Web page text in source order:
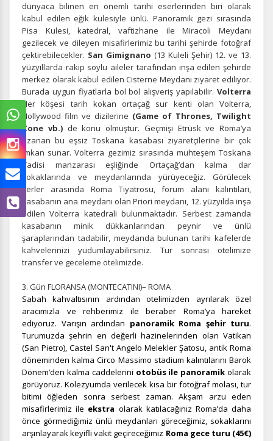
ÇEREZ KULLANIM AYARLARINIZ
Çerez tercihlerinizibelirleyin.
Daha fazla bilgi içinKVKK bilgilendirmemizi,çerez kullanımve
gizlilik koşullarını inceleyebilirsiniz.
Zorunlu Çerezler HER ZAMAN AKTIF
Oturum yönetimi, güvenlik ve temel site işlevleri için
dünyaca bilinen en önemli tarihi eserlerinden biri olarak
kabul edilen eğik kulesiyle ünlü. Panoramik gezi sırasında
Pisa Kulesi, katedral, vaftizhane ile Miracoli Meydanı
gezilecek ve dileyen misafirlerimiz bu tarihi şehirde fotoğraf
çektirebilecekler. San Gimignano (13 Kuleli Şehir) 12. ve 13.
yüzyıllarda rakip soylu aileler tarafından inşa edilen şehirde
merkez olarak kabul edilen Cisterne Meydanı ziyaret ediliyor.
Burada uygun fiyatlarla bol bol alışveriş yapılabilir. Volterra
Her köşesi tarih kokan ortaçağ sur kenti olan Volterra,
Hollywood film ve dizilerine (Game of Thrones, Twilight
Zone vb.)de konu olmuştur. Geçmişi Etrüsk ve Roma’ya
uzanan bu eşsiz Toskana kasabası ziyaretçilerine bir çok
imkan sunar. Volterra gezimiz sırasında muhteşem Toskana
Vadisi manzarası eşliğinde Ortaçağ’dan kalma dar
sokaklarında ve meydanlarında yürüyeceğiz. Görülecek
yerler arasında Roma Tiyatrosu, forum alanı kalıntıları,
kasabanın ana meydanı olan Priori meydanı, 12. yüzyılda inşa
edilen Volterra katedrali bulunmaktadır. Serbest zamanda
kasabanın minik dükkanlarından peynir ve ünlü
şaraplarından tadabilir, meydanda bulunan tarihi kafelerde
kahvelerinizi yudumlayabilirsiniz. Tur sonrası otelimize
transfer ve geceleme otelimizde.
3. Gün FLORANSA (MONTECATINI)– ROMA
Sabah kahvaltısının ardından otelimizden ayrılarak özel
aracımızla ve rehberimiz ile beraber Roma’ya hareket
ediyoruz. Varışın ardından panoramik Roma şehir turu.
Turumuzda şehrin en değerli hazinelerinden olan Vatikan
(San Pietro), Castel San't Angelo Melekler Şatosu, antik Roma
döneminden kalma Circo Massimo stadium kalıntılarını Barok
Dönem’den kalma caddelerini otobüs ile panoramik olarak
görüyoruz. Kolezyumda verilecek kısa bir fotoğraf molası, tur
bitimi öğleden sonra serbest zaman. Akşam arzu eden
misafirlerimiz ile ekstra olarak katılacağınız Roma’da daha
önce görmediğimiz ünlü meydanları göreceğimiz, sokaklarını
arşınlayarak keyifli vakit geçireceğimiz Roma gece turu (45€)